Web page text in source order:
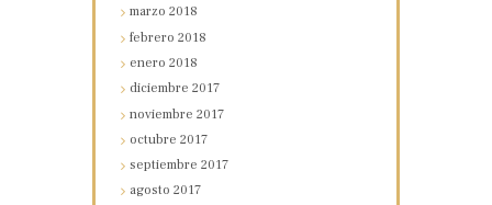
marzo2018
febrero2018
enero2018
diciembre2017
noviembre2017
octubre2017
septiembre2017
agosto2017